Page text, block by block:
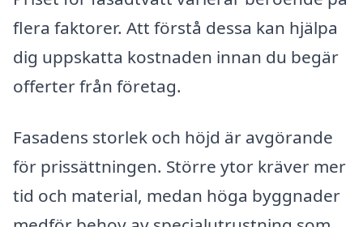
flera faktorer. Att förstå dessa kan hjälpa
dig uppskatta kostnaden innan du begär
offerter från företag.
Fasadens storlek och höjd är avgörande
för prissättningen. Större ytor kräver mer
tid och material, medan höga byggnader